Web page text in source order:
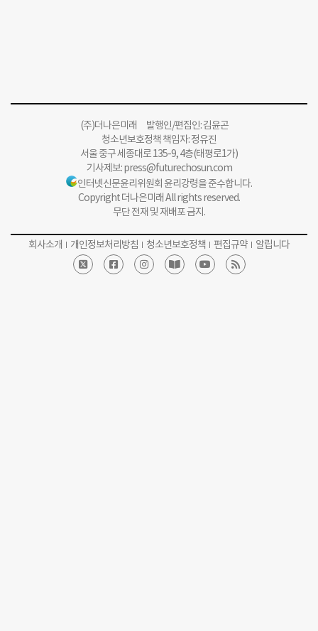
(주)더나은미래 발행인/편집인: 김윤곤
청소년보호정책 책임자: 정유진
서울 중구 세종대로 135-9, 4층(태평로1가)
기사제보:press@futurechosun.com
인터넷신문윤리위원회 윤리강령을 준수합니다.
Copyright 더나은미래 All rights reserved.
무단 전재 및 재배포 금지.
회사소개 개인정보처리방침 청소년보호정책 편집규약 알립니다